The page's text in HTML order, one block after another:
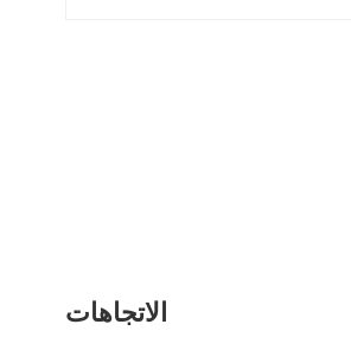
الاتجاهات